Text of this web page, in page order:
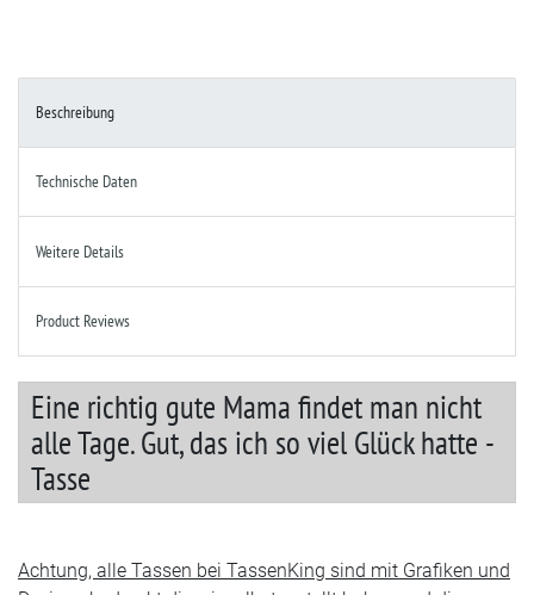
Beschreibung
Technische Daten
Weitere Details
Product Reviews
Eine richtig gute Mama findet man nicht
alle Tage. Gut, das ich so viel Glück hatte -
Tasse
Achtung, alle Tassen bei TassenKing sind mit Grafiken und